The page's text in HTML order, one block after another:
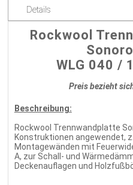
Details
Rockwool
WLG 040 /
Preis bezieht
Beschreibung:
Rockwool Trennwandplatte
Konstruktionen angewendet,
Montagewänden mit
A, zur Schall- und
Deckenauflagen und